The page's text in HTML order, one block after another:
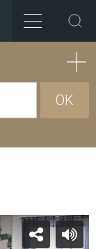
OK